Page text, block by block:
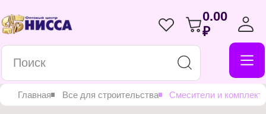
0.00
₽
Главная Все для строительства Смесители и